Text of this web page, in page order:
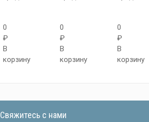
0
₽
В
корзину
0
₽
В
корзину
0
₽
В
корзину
Свяжитесь с нами